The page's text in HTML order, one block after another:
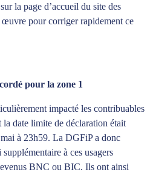
la page d’accueil du site des
pour corriger rapidement ce
pour la zone 1
impacté les contribuables
la date limite de déclaration était
à 23h59. La DGFiP a donc
à ces usagers
BNC ou BIC. Ils ont ainsi